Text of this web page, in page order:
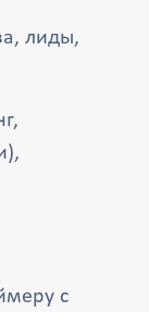
лиды,
с